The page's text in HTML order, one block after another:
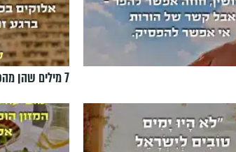
7 מילים שהן מהפכה